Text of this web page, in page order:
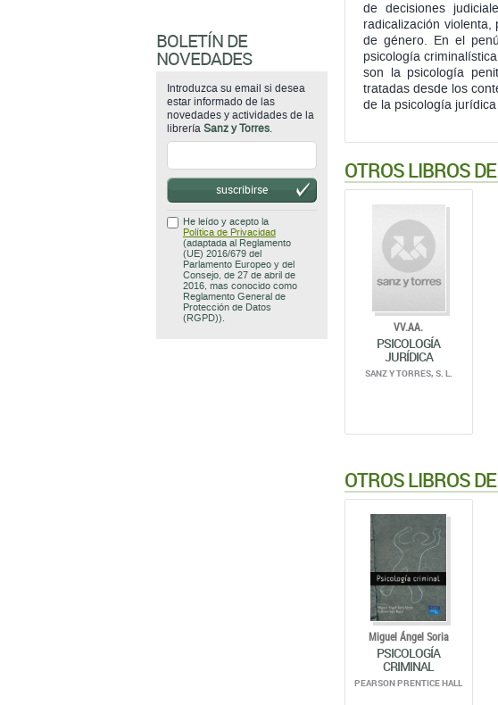
de decisiones
radicalización
de género. En el
psicología
son la psicología
tratadas desde los
de la psicología
OTROS LIBROS DE
VV.AA.
PSICOLOGÍA
JURÍDICA
SANZ Y TORRES, S. L.
OTROS LIBROS DE
Miguel Ángel Soria
PSICOLOGÍA
CRIMINAL
PEARSON PRENTICE HALL
BOLETÍN DE
NOVEDADES
Introduzca su email si desea
estar informado de las
novedades y actividades de la
librería Sanz y Torres.
suscribirse
He leído y acepto la
Política de Privacidad
(adaptada al Reglamento
(UE) 2016/679 del
Parlamento Europeo y del
Consejo, de 27 de abril de
2016, mas conocido como
Reglamento General de
Protección de Datos
(RGPD)).